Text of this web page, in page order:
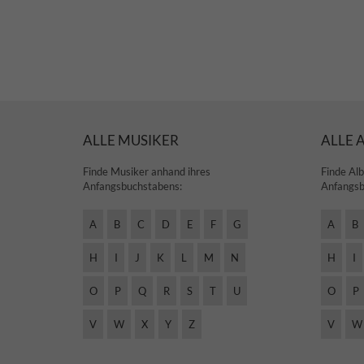
ALLE MUSIKER
Finde Musiker anhand ihres
Anfangsbuchstabens:
A B C D E F G
H I J K L M N
O P Q R S T U
V W X Y Z
ALLE
Finde
A B
H I
O P
V W